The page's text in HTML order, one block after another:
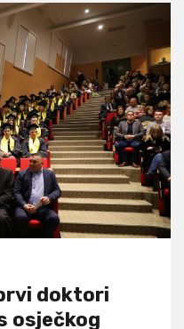
doktori
osječkog